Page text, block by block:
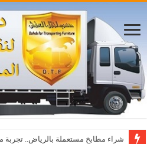
شراء مطابخ مستعملة بالرياض.. تجربة